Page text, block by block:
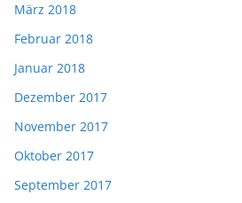
März 2018
Februar 2018
Januar 2018
Dezember 2017
November 2017
Oktober 2017
September 2017